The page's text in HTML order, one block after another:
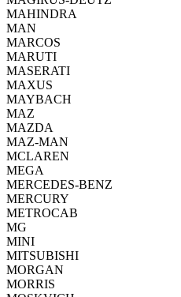
MAHINDRA
MAN
MARCOS
MARUTI
MASERATI
MAXUS
MAYBACH
MAZ
MAZDA
MAZ-MAN
MCLAREN
MEGA
MERCEDES-BENZ
MERCURY
METROCAB
MG
MINI
MITSUBISHI
MORGAN
MORRIS